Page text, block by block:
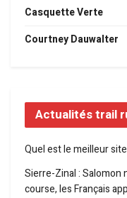
Casquette Verte
Courtney Dauwalter
Actualités trail
Quel est le meilleur
Sierre-Zinal : Salomon
course, les Français